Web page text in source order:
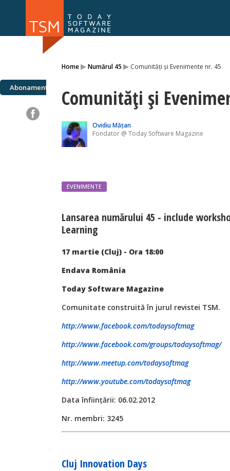
Home▸Numărul 45 ▸ Comunităţi și Evenimente nr. 45
Abonamente Comunităţi și
Ovidiu Mățan
Fondator @ Today Software Magazine
EVENIMENTE
Lansarea numărului 45 - include
Learning
17 martie (Cluj) - Ora 18:00
Endava România
Today Software Magazine
Comunitate construită în jurul revistei TSM.
http://www.facebook.com/todaysoftmag
http://www.facebook.com/groups/todaysoftmag/
http://www.meetup.com/todaysoftmag
http://www.youtube.com/todaysoftmag
Data înfiinţării: 06.02.2012
Nr. membri: 3245
Cluj Innovation Days